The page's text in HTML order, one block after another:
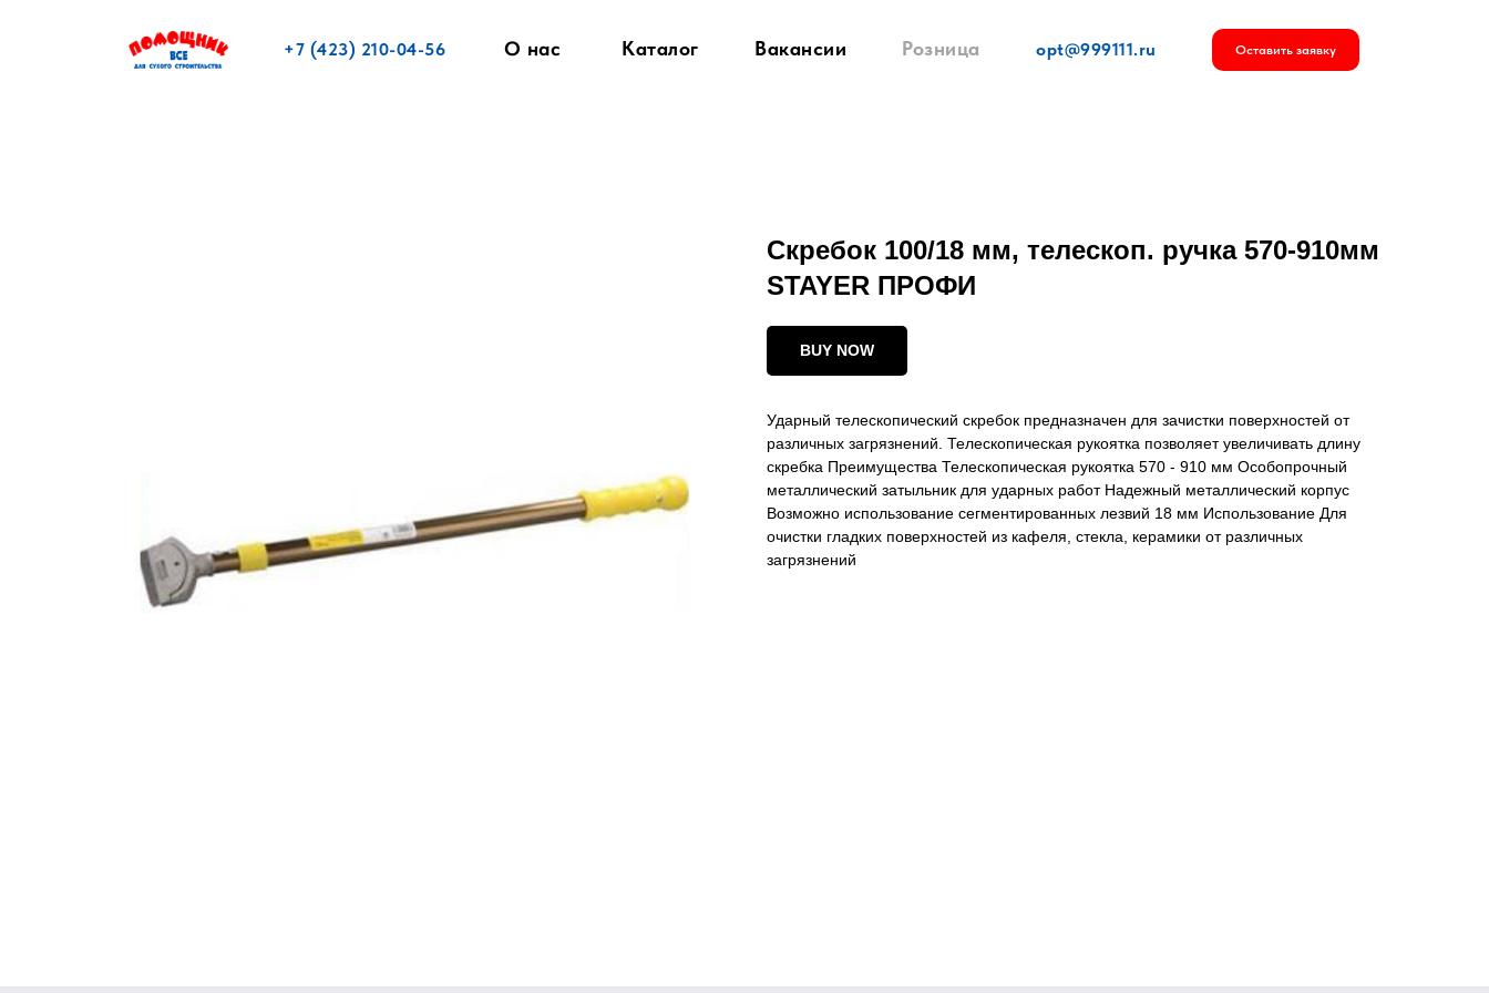
+7 (423) 210-04-56 Оставить заявку
opt@999111.ru
О нас Каталог Вакансии Розница
Скребок 100/18 мм, телескоп. ручка 570-910мм
STAYER ПРОФИ
BUY NOW
Ударный телескопический скребок предназначен для зачистки поверхностей от
различных загрязнений. Телескопическая рукоятка позволяет увеличивать длину
скребка Преимущества Телескопическая рукоятка 570 - 910 мм Особопрочный
металлический затыльник для ударных работ Надежный металлический корпус
Возможно использование сегментированных лезвий 18 мм Использование Для
очистки гладких поверхностей из кафеля, стекла, керамики от различных
загрязнений